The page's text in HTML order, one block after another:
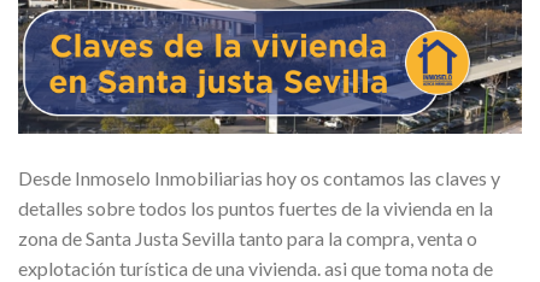
Desde Inmoselo Inmobiliarias hoy os contamos las claves y
detalles sobre todos los puntos fuertes de la vivienda en la
zona de Santa Justa Sevilla tanto para la compra, venta o
explotación turística de una vivienda. asi que toma nota de